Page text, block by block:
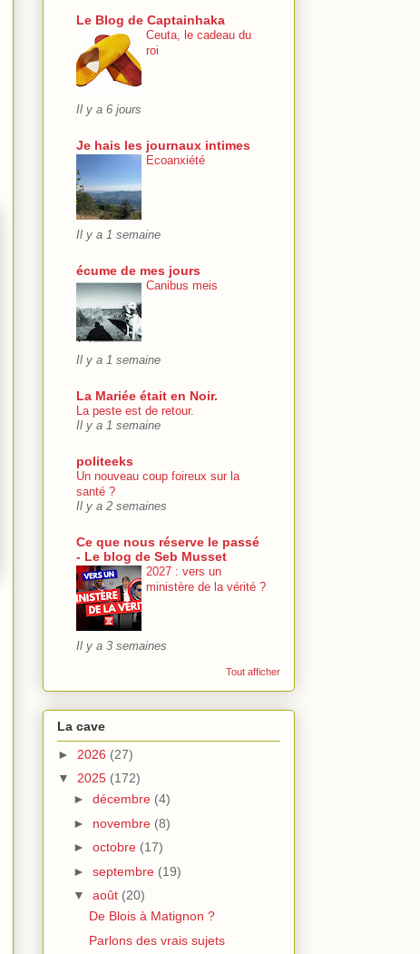
Le Blog de Captainhaka
Ceuta, le cadeau du
roi
Il y a 6 jours
Je hais les journaux intimes
Ecoanxiété
Il y a 1 semaine
écume de mes jours
Canibus meis
Il y a 1 semaine
La Mariée était en Noir.
La peste est de retour.
Il y a 1 semaine
politeeks
Un nouveau coup foireux sur la
santé ?
Il y a 2 semaines
Ce que nous réserve le passé
- Le blog de Seb Musset
2027 : vers un
ministère de la vérité ?
Il y a 3 semaines
Tout afficher
La cave
► 2026 (27)
▼ 2025 (172)
► décembre (4)
► novembre (8)
► octobre (17)
► septembre (19)
▼ août (20)
De Blois à Matignon ?
Parlons des vrais sujets